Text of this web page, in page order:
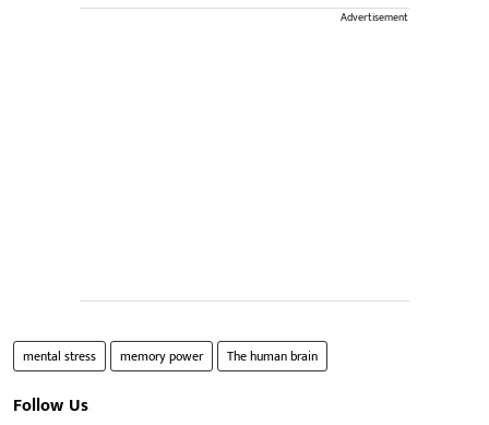
Advertisement
mental stress memory power The human brain
Follow Us